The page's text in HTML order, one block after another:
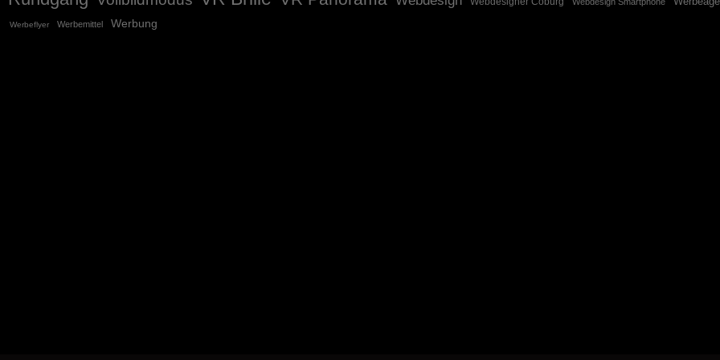
Werbeflyer Werbemittel Werbung